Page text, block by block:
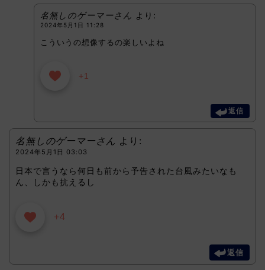
名無しのゲーマーさん より:
2024年5月1日 11:28
こういうの想像するの楽しいよね
+1
返信
名無しのゲーマーさん より:
2024年5月1日 03:03
日本で言うなら何日も前から予告された台風みたいなも
ん、しかも抗えるし
+4
返信